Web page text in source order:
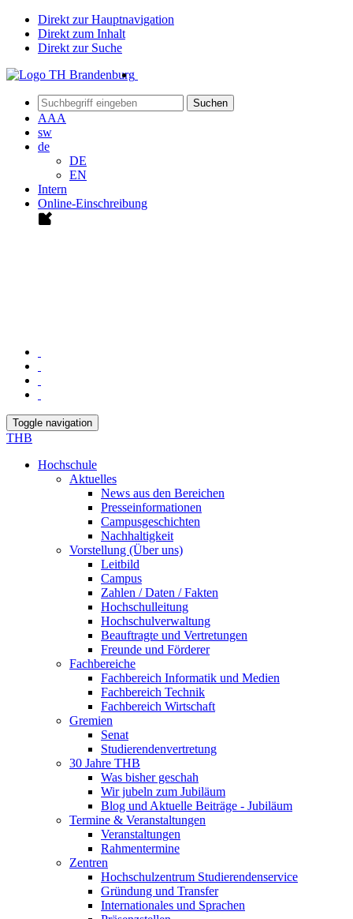
Direkt zur Hauptnavigation
Direkt zum Inhalt
Direkt zur Suche
Suchen
AAA
sw
de
DE
EN
Intern
Online-Einschreibung
Toggle navigation
THB
Hochschule
Aktuelles
News aus den Bereichen
Presseinformationen
Campusgeschichten
Nachhaltigkeit
Vorstellung (Über uns)
Leitbild
Campus
Zahlen / Daten / Fakten
Hochschulleitung
Hochschulverwaltung
Beauftragte und Vertretungen
Freunde und Förderer
Fachbereiche
Fachbereich Informatik und Medien
Fachbereich Technik
Fachbereich Wirtschaft
Gremien
Senat
Studierendenvertretung
30 Jahre THB
Was bisher geschah
Wir jubeln zum Jubiläum
Blog und Aktuelle Beiträge - Jubiläum
Termine & Veranstaltungen
Veranstaltungen
Rahmentermine
Zentren
Hochschulzentrum Studierendenservice
Gründung und Transfer
Internationales und Sprachen